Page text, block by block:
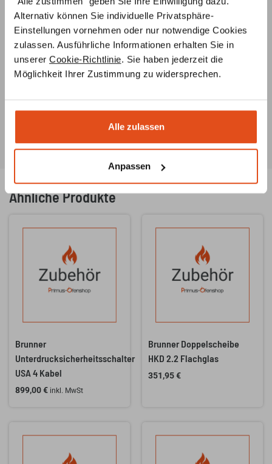
Alternativ können Sie individuelle Privatsphäre-
Einstellungen vornehmen oder nur notwendige Cookies
zulassen. Ausführliche Informationen erhalten Sie in
unserer Cookie-Richtlinie. Sie haben jederzeit die
Möglichkeit Ihrer Zustimmung zu widersprechen.
Alle zulassen
Anpassen
Unsere Ofenbauer
stehen Ihnen von der
Ideenentwicklung bis zur fachgerechten Installation
Ihres Ofensjederzeit beratend zur Seite
Ersatzteilservice
Unsere Ofenbauerberaten Sie umfassend zu
auch bei der Suche nachspeziellen Teilen.
Ähnliche Produkte
Brunner
Unterdrucksicherheitsschalter
USA 4 Kabel
899,00€ inkl. MwSt
Brunner Doppelscheibe
HKD 2.2 Flachglas
351,95€